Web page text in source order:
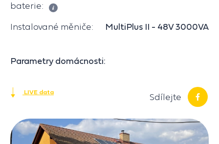
baterie:
Instalované měniče: MultiPlus II - 48V 3000VA
Parametry domácnosti:
LIVE data Sdílejte